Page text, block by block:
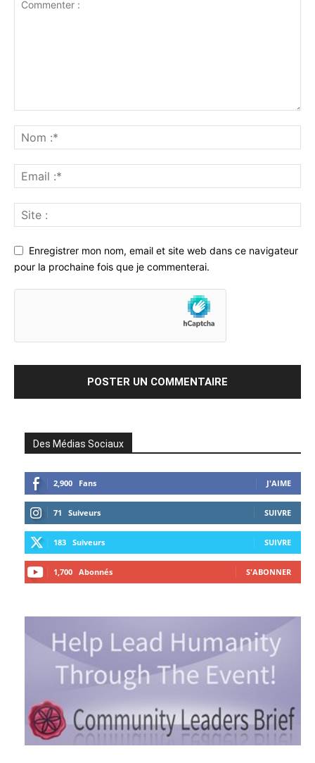
Enregistrer mon nom, email et site web dans ce navigateur
pour la prochaine fois que je commenterai.
Des Médias Sociaux
2,900 Fans J'AIME
71 Suiveurs SUIVRE
183 Suiveurs SUIVRE
1,700 Abonnés S'ABONNER